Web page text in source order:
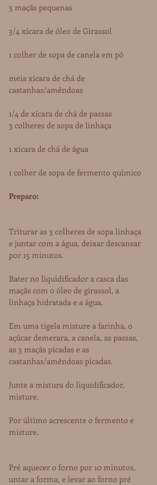
3 maçãs pequenas
3/4 xícara de óleo de Girassol
1 colher de sopa de canela em pó
meia xícara de chá de
castanhas/amêndoas
1/4 de xícara de chá de passas
3 colheres de sopa de linhaça
1 xícara de chá de água
1 colher de sopa de fermento químico
Preparo:
Triturar as 3 colheres de sopa linhaça
e juntar com a água, deixar descansar
por 15 minutos.
Bater no liquidificador a casca das
maçãs com o óleo de girassol, a
linhaça hidratada e a água.
Em uma tigela misture a farinha, o
açúcar demerara, a canela, as passas,
as 3 maçãs picadas e as
castanhas/amêndoas picadas.
Junte a mistura do liquidificador,
misture.
Por último acrescente o fermento e
misture.
Pré aquecer o forno por 10 minutos,
untar a forma, e levar ao forno pré